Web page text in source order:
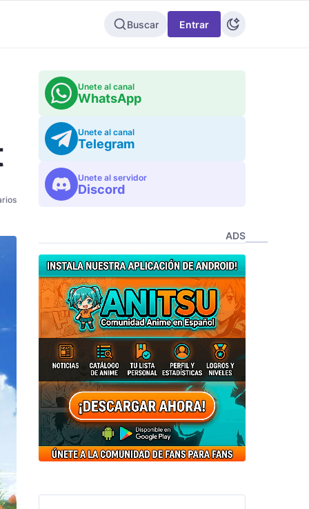
Buscar Entrar
Unete al canal
WhatsApp
Unete al canal
Telegram
Unete al servidor
Discord
ADS